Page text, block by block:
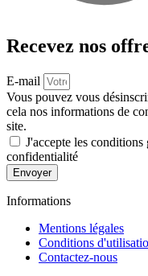
Recevez nos
E-mail
Vous pouvez vous
cela nos informations de
site.
J'accepte les
confidentialité
Envoyer
Informations
Mentions légales
Conditions
Contactez-nous